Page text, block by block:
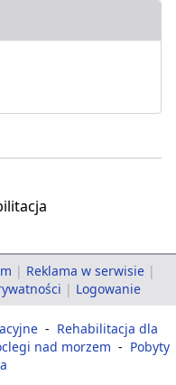
| Reklama w serwisie |
| Logowanie
- Rehabilitacja dla
nad morzem - Pobyty